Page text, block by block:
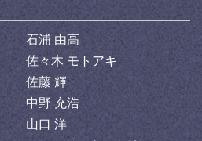
石浦 由高
佐々木 モトアキ
佐藤 輝
中野 充浩
山口 洋